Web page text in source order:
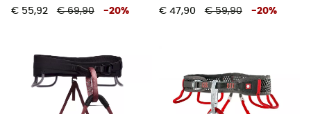
€ 55,92 € 69,90 -20% € 47,90 € 59,90 -20%